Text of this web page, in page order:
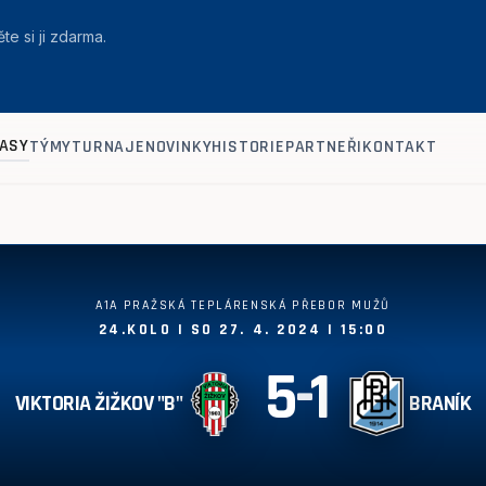
si ji zdarma.
TÝMYTURNAJENOVINKYHISTORIEPARTNEŘIKONTAKT
A1A PRAŽSKÁ TEPLÁRENSKÁ PŘEBOR MUŽŮ
24.KOLO | SO 27. 4. 2024 | 15:00
VIKTORIA ŽIŽKOV "B" 5-1 BRANÍK